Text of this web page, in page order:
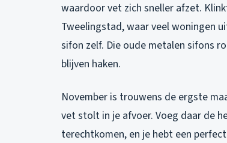
waardoor vet zich sneller afzet.
Tweelingstad, waar veel woningen
sifon zelf. Die oude metalen sifons
blijven haken.
November is trouwens de ergste
vet stolt in je afvoer. Voeg daar de
terechtkomen, en je hebt een